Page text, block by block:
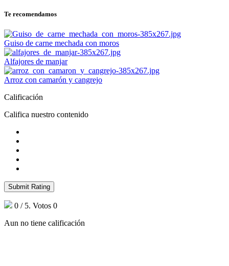
Te recomendamos
Guiso de carne mechada con moros
Alfajores de manjar
Arroz con camarón y cangrejo
Calificación
Califica nuestro contenido
Submit Rating
0 / 5. Votos 0
Aun no tiene calificación